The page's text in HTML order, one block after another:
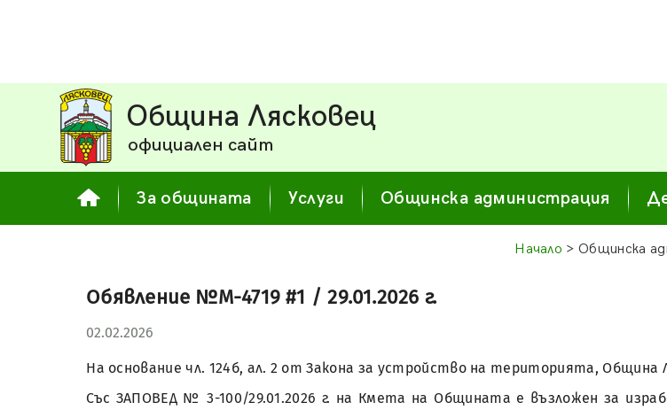
Община Лясковец
официален сайт
За общината Услуги Общинска администрация
Начало > Общинска
Обявление №М-4719 #1 / 29.01.2026 г.
02.02.2026
На основание чл. 124б, ал. 2 от Закона за устройство на територията, Община
Със ЗАПОВЕД № 3-100/29.01.2026 г. на Кмета на Общината е възложен за